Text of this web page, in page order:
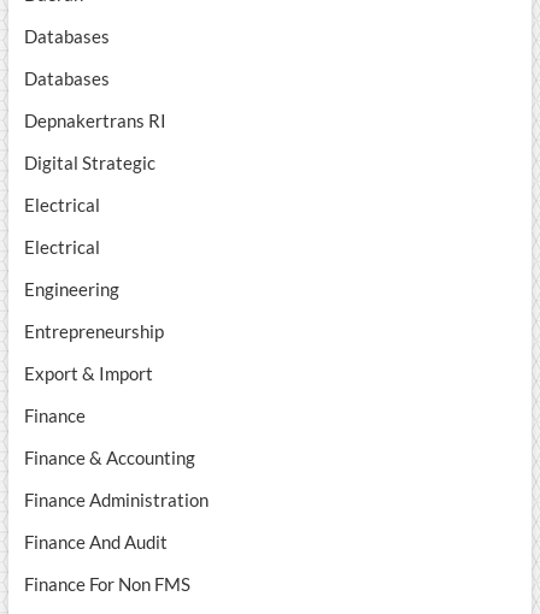
Databases
Databases
Depnakertrans RI
Digital Strategic
Electrical
Electrical
Engineering
Entrepreneurship
Export & Import
Finance
Finance & Accounting
Finance Administration
Finance And Audit
Finance For Non FMS